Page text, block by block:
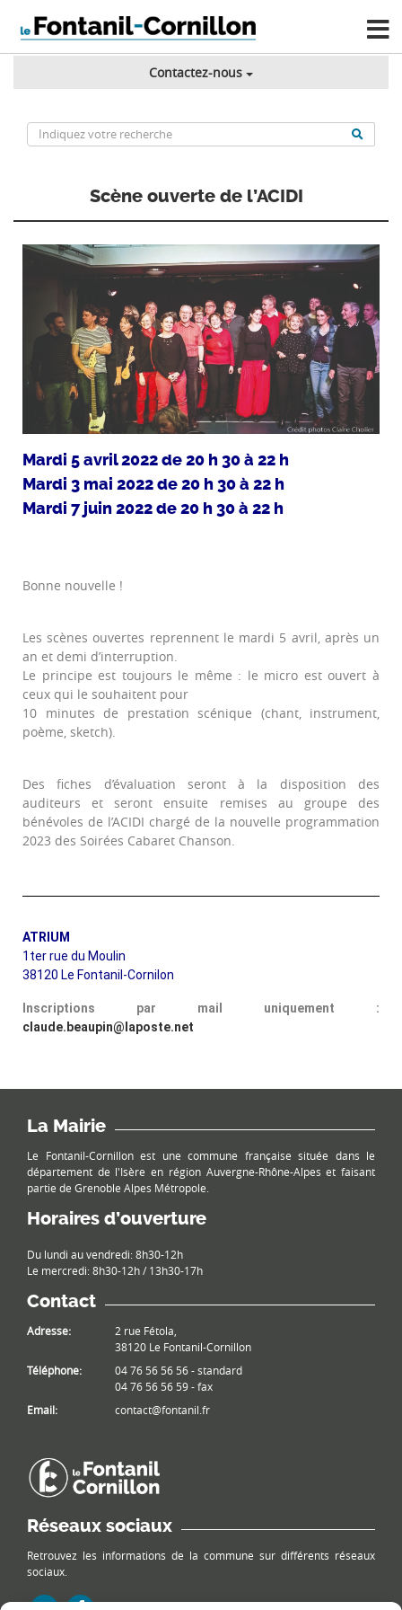
Contactez-nous
Scène ouverte de l’ACIDI
Mardi 5 avril 2022 de 20 h 30 à 22 h
Mardi 3 mai 2022 de 20 h 30 à 22 h
Mardi 7 juin 2022 de 20 h 30 à 22 h
Bonne nouvelle !
Les scènes ouvertes reprennent le mardi 5 avril, après un
an et demi d’interruption.
Le principe est toujours le même : le micro est ouvert à
ceux qui le souhaitent pour
10 minutes de prestation scénique (chant, instrument,
poème, sketch).
Des fiches d’évaluation seront à la disposition des
auditeurs et seront ensuite remises au groupe des
bénévoles de l’ACIDI chargé de la nouvelle programmation
2023 des Soirées Cabaret Chanson.
ATRIUM
1ter rue du Moulin
38120 Le Fontanil-Cornilon
Inscriptions par mail uniquement :
claude.beaupin@laposte.net
La Mairie
Le Fontanil-Cornillon est une commune française située dans le
département de l'Isère en région Auvergne-Rhône-Alpes et faisant
partie de Grenoble Alpes Métropole.
Horaires d’ouverture
Du lundi au vendredi: 8h30-12h
Le mercredi: 8h30-12h / 13h30-17h
Contact
Adresse:
2 rue Fétola,
38120 Le Fontanil-Cornillon
Téléphone:
04 76 56 56 56 - standard
04 76 56 56 59 - fax
Email:
contact@fontanil.fr
Réseaux sociaux
Retrouvez les informations de la commune sur différents réseaux
sociaux.